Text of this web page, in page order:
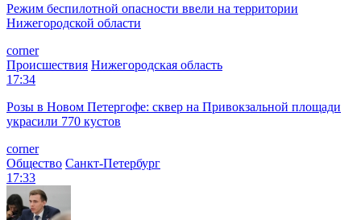
Режим беспилотной опасности ввели на территории
Нижегородской области
corner
Происшествия Нижегородская область
17:34
Розы в Новом Петергофе: сквер на Привокзальной площади
украсили 770 кустов
corner
Общество Санкт-Петербург
17:33